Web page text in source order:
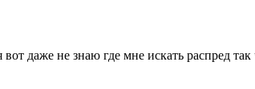
даже не знаю где мне искать распред